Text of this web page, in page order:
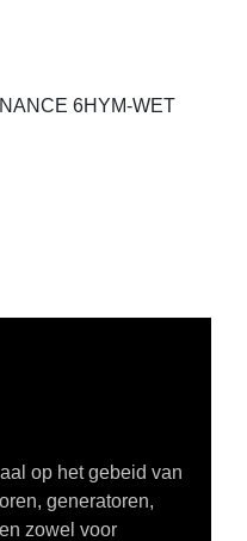
6HYM-WET
op het gebeid van
generatoren,
zowel voor